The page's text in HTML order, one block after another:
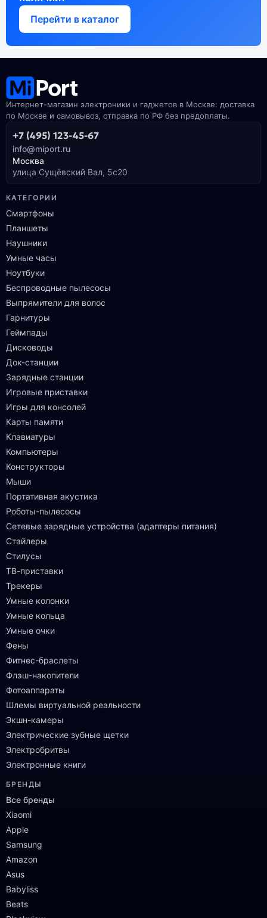
Перейти в каталог
Интернет-магазин электроники и гаджетов в Москве: доставка
по Москве и самовывоз, отправка по РФ без предоплаты.
+7 (495) 123-45-67
info@miport.ru
Москва
улица Сущёвский Вал, 5с20
КАТЕГОРИИ
Смартфоны
Планшеты
Наушники
Умные часы
Ноутбуки
Беспроводные пылесосы
Выпрямители для волос
Гарнитуры
Геймпады
Дисководы
Док-станции
Зарядные станции
Игровые приставки
Игры для консолей
Карты памяти
Клавиатуры
Компьютеры
Конструкторы
Мыши
Портативная акустика
Роботы-пылесосы
Сетевые зарядные устройства (адаптеры питания)
Стайлеры
Стилусы
ТВ-приставки
Трекеры
Умные колонки
Умные кольца
Умные очки
Фены
Фитнес-браслеты
Флэш-накопители
Фотоаппараты
Шлемы виртуальной реальности
Экшн-камеры
Электрические зубные щетки
Электробритвы
Электронные книги
БРЕНДЫ
Все бренды
Xiaomi
Apple
Samsung
Amazon
Asus
Babyliss
Beats